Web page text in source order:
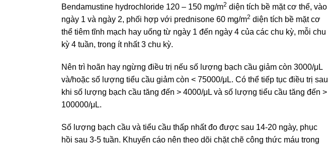
Bendamustine hydrochloride 120 – 150 mg/m2 diện tích bề mặt cơ thể, vào
ngày 1 và ngày 2, phối hợp với prednisone 60 mg/m2 diện tích bề mặt cơ
thể tiêm tĩnh mạch hay uống từ ngày 1 đến ngày 4 của các chu kỳ, mỗi chu
kỳ 4 tuần, trong ít nhất 3 chu kỳ.
Nên trì hoãn hay ngừng điều trị nếu số lượng bạch cầu giảm còn 3000/μL
và/hoặc số lượng tiểu cầu giảm còn < 75000/μL. Có thể tiếp tục điều trị sau
khi số lượng bạch cầu tăng đến > 4000/μL và số lượng tiểu cầu tăng đến >
100000/μL.
Số lượng bạch cầu và tiểu cầu thấp nhất đo được sau 14-20 ngày, phục
hồi sau 3-5 tuần. Khuyến cáo nên theo dõi chặt chẽ công thức máu trong